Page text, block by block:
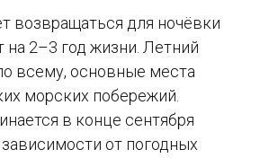
возвращаться для ночёвки
на 2–3 год жизни. Летний
всему, основные места
морских побережий.
в конце сентября
от погодных